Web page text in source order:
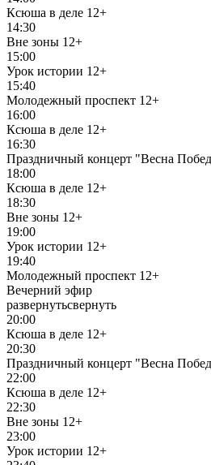
Ксюша в деле 12+
14:30
Вне зоны 12+
15:00
Урок истории 12+
15:40
Молодежный проспект 12+
16:00
Ксюша в деле 12+
16:30
Праздничный концерт "Весна
18:00
Ксюша в деле 12+
18:30
Вне зоны 12+
19:00
Урок истории 12+
19:40
Молодежный проспект 12+
Вечерний эфир
развернутьсвернуть
20:00
Ксюша в деле 12+
20:30
Праздничный концерт "Весна
22:00
Ксюша в деле 12+
22:30
Вне зоны 12+
23:00
Урок истории 12+